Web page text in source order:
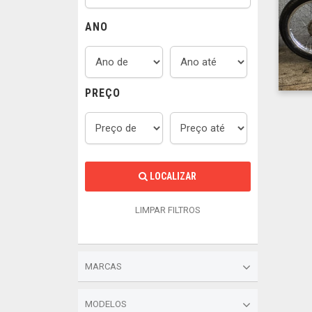
ANO
PREÇO
LOCALIZAR
LIMPAR FILTROS
MARCAS
MODELOS